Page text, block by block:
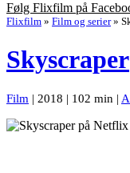
Følg Flixfilm på
Flixfilm » Film og serier »
Skyscraper
Film | 2018 | 102 min |